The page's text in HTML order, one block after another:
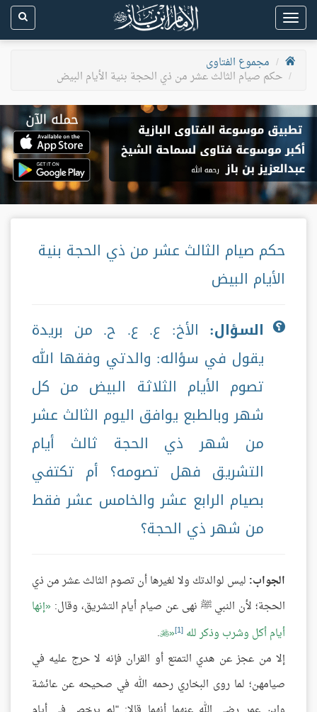
Toggle
navigation
مجموع الفتاوى
حكم صيام الثالث عشر من ذي الحجة بنية الأيام البيض
حكم صيام الثالث عشر من ذي الحجة بنية
الأيام البيض
السؤال: الأخ: ع. ع. ح. من بريدة
يقول في سؤاله: والدتي وفقها الله
تصوم الأيام الثلاثة البيض من كل
شهر وبالطبع يوافق اليوم الثالث عشر
من شهر ذي الحجة ثالث أيام
التشريق فهل تصومه؟ أم تكتفي
بصيام الرابع عشر والخامس عشر فقط
من شهر ذي الحجة؟
الجواب: ليس لوالدتك ولا لغيرها أن تصوم الثالث عشر من ذي
الحجة؛ لأن النبي ﷺ نهى عن صيام أيام التشريق، وقال: إنها
أيام أكل وشرب وذكر لله
 [1]
.
إلا من عجز عن هدي التمتع أو القران فإنه لا حرج عليه في
صيامهن؛ لما روى البخاري رحمه الله في صحيحه عن عائشة